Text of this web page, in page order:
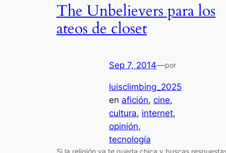
The Unbelievers para los
ateos de closet
Sep 7, 2014—por
luisclimbing_2025
en afición, cine
cultura, internet
opinión
tecnología
Si la religión ya te queda chica y buscas